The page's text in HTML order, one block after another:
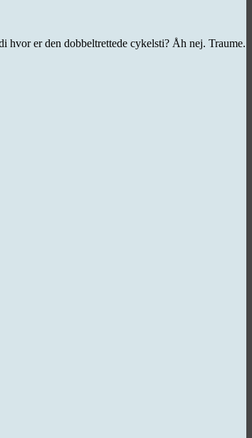
er den dobbeltrettede cykelsti? Åh nej. Traume.